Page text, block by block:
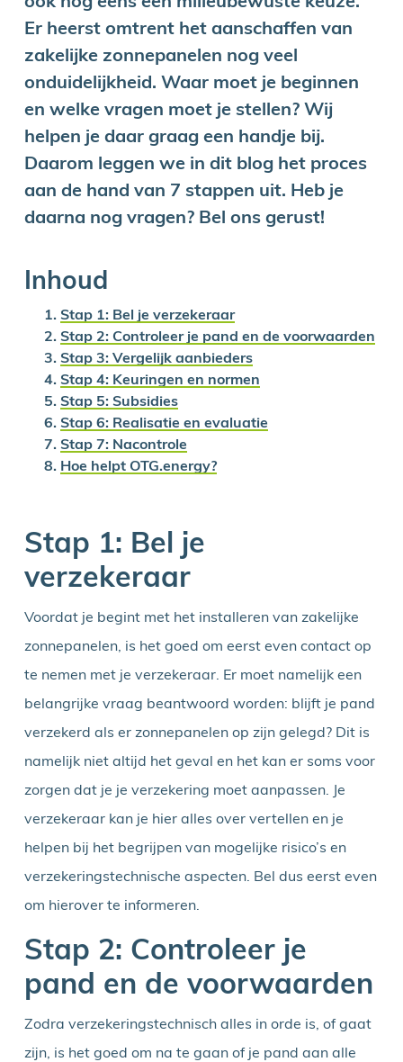
Er heerst omtrent het aanschaffen van
zakelijke zonnepanelen nog veel
onduidelijkheid. Waar moet je beginnen
en welke vragen moet je stellen? Wij
helpen je daar graag een handje bij.
Daarom leggen we in dit blog het proces
aan de hand van 7 stappen uit. Heb je
daarna nog vragen? Bel ons gerust!
Inhoud
Stap 1: Bel je verzekeraar
Stap 2: Controleer je pand en de voorwaarden
Stap 3: Vergelijk aanbieders
Stap 4: Keuringen en normen
Stap 5: Subsidies
Stap 6: Realisatie en evaluatie
Stap 7: Nacontrole
Hoe helpt OTG.energy?
Stap 1: Bel je
verzekeraar
Voordat je begint met het installeren van zakelijke
zonnepanelen, is het goed om eerst even contact op
te nemen met je verzekeraar. Er moet namelijk een
belangrijke vraag beantwoord worden: blijft je pand
verzekerd als er zonnepanelen op zijn gelegd? Dit is
namelijk niet altijd het geval en het kan er soms voor
zorgen dat je je verzekering moet aanpassen. Je
verzekeraar kan je hier alles over vertellen en je
helpen bij het begrijpen van mogelijke risico’s en
verzekeringstechnische aspecten. Bel dus eerst even
om hierover te informeren.
Stap 2: Controleer je
pand en de voorwaarden
Zodra verzekeringstechnisch alles in orde is, of gaat
zijn, is het goed om na te gaan of je pand aan alle